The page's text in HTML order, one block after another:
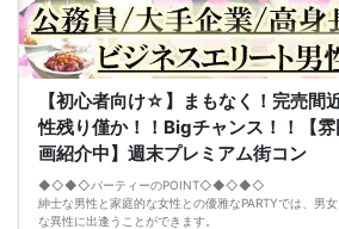
【初心者向け☆】まもなく！完売間
性残り僅か！！Bigチャンス！！【
画紹介中】週末プレミアム街コン
◆◇◆◇パーティーのPOINT◇◆◇◆◇
紳士な男性と家庭的な女性との優雅なPARTYでは、男
な異性に出逢うことができます。